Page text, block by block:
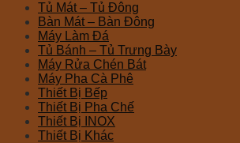
Tủ Mát – Tủ Đông
Bàn Mát – Bàn Đông
Máy Làm Đá
Tủ Bánh – Tủ Trưng Bày
Máy Rửa Chén Bát
Máy Pha Cà Phê
Thiết Bị Bếp
Thiết Bị Pha Chế
Thiết Bị INOX
Thiết Bị Khác